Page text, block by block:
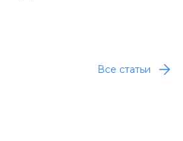
Все статьи